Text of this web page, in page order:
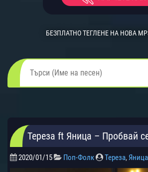
БЕЗПЛАТНО ТЕГЛЕНЕ НА НОВА
Тереза ft Яница – Пробвай
2020/01/15 Поп-Фолк Тереза, Яница